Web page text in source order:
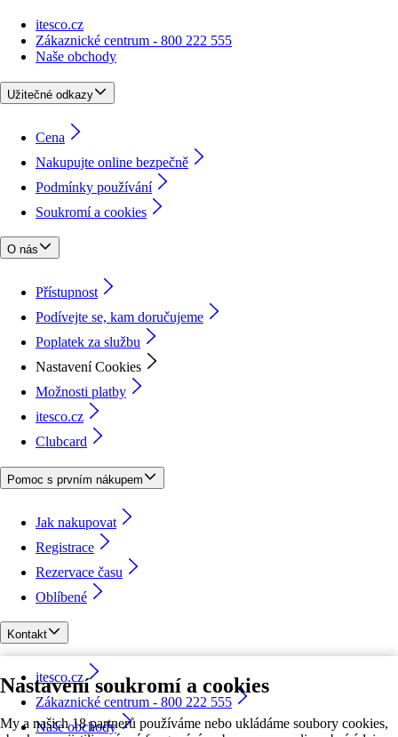
Nastavení soukromí a cookies
My a našich 18 partnerů používáme nebo ukládáme soubory cookies,
itesco.cz
Zákaznické centrum - 800 222 555
Naše obchody
Užitečné odkazy
Cena
Nakupujte online bezpečně
Podmínky používání
Soukromí a cookies
O nás
Přístupnost
Podívejte se, kam doručujeme
Poplatek za službu
Nastavení Cookies
Možnosti platby
itesco.cz
Clubcard
Pomoc s prvním nákupem
Jak nakupovat
Registrace
Rezervace času
Oblíbené
Kontakt
itesco.cz
Zákaznické centrum - 800 222 555
Naše obchody